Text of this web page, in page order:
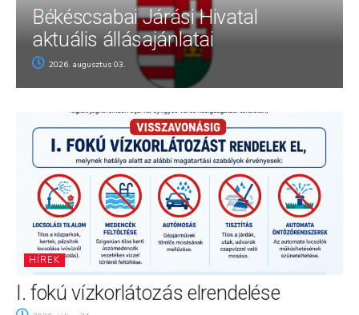
Békéscsabai Járási Hivatal
aktuális állásajánlatai
2026. augusztus 03.
HÍREK
I. fokú vízkorlátozás elrendelése